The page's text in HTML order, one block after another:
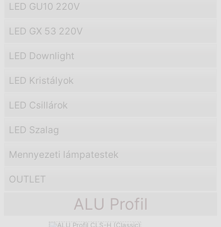
LED GU10 220V
LED GX 53 220V
LED Downlight
LED Kristályok
LED Csillárok
LED Szalag
Mennyezeti lámpatestek
OUTLET
ALU Profil